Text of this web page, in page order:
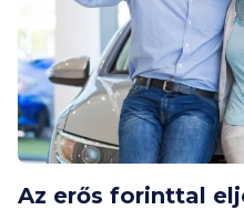
Az erős forinttal